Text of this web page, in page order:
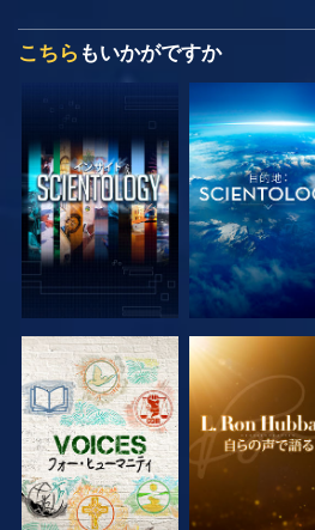
こちら もいかがですか
シリーズを探求 シリーズを探求